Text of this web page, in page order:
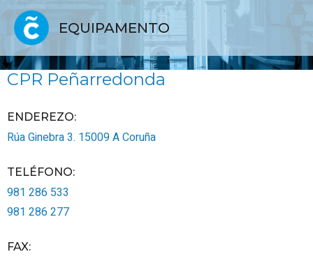
EQUIPAMENTO
CPR Peñarredonda
ENDEREZO:
Rúa Ginebra 3. 15009A Coruña
TELÉFONO:
981 286 533
981 286 277
FAX: